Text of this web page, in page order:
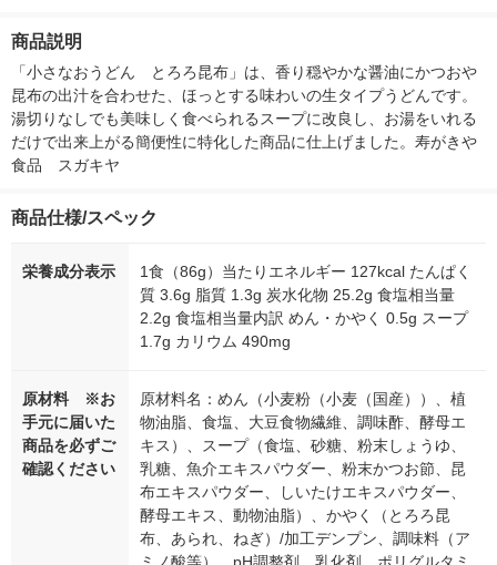
商品説明
「小さなおうどん　とろろ昆布」は、香り穏やかな醤油にかつおや
昆布の出汁を合わせた、ほっとする味わいの生タイプうどんです。
湯切りなしでも美味しく食べられるスープに改良し、お湯をいれる
だけで出来上がる簡便性に特化した商品に仕上げました。寿がきや
食品　スガキヤ
商品仕様/スペック
栄養成分表示
1食（86g）当たりエネルギー 127kcal たんぱく
質 3.6g 脂質 1.3g 炭水化物 25.2g 食塩相当量
2.2g 食塩相当量内訳 めん・かやく 0.5g スープ
1.7g カリウム 490mg
原材料 ※お
手元に届いた
商品を必ずご
確認ください
原材料名：めん（小麦粉（小麦（国産））、植
物油脂、食塩、大豆食物繊維、調味酢、酵母エ
キス）、スープ（食塩、砂糖、粉末しょうゆ、
乳糖、魚介エキスパウダー、粉末かつお節、昆
布エキスパウダー、しいたけエキスパウダー、
酵母エキス、動物油脂）、かやく（とろろ昆
布、あられ、ねぎ）/加工デンプン、調味料（ア